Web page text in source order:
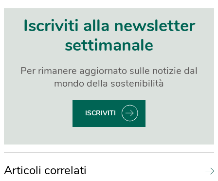
Iscriviti alla newsletter
settimanale
Per rimanere aggiornato sulle notizie dal
mondo della sostenibilità
ISCRIVITI
Articoli correlati